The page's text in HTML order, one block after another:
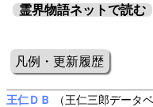
霊界物語ネットで読む
凡例・更新履歴
王仁ＤＢ
（王仁三郎データ